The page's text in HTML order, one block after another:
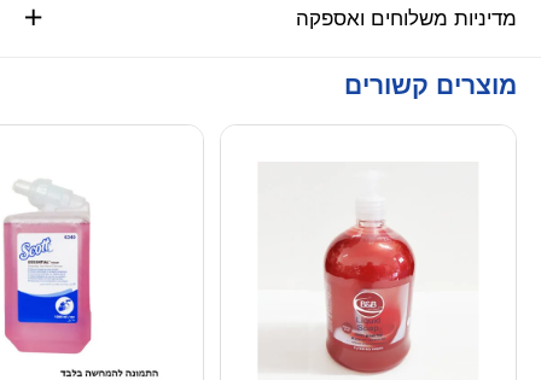
מדיניות משלוחים ואספקה
מוצרים קשורים